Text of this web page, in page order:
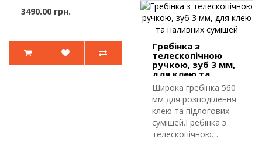
STR-KOV ..
3490.00 грн.
Гребінка з
телескопічною
ручкою, зуб 3 мм,
для клею та
наливних сумішей
Широка гребінка 560
мм для розподілення
клею та підлогових
сумішей.Гребінка з
телескопічною